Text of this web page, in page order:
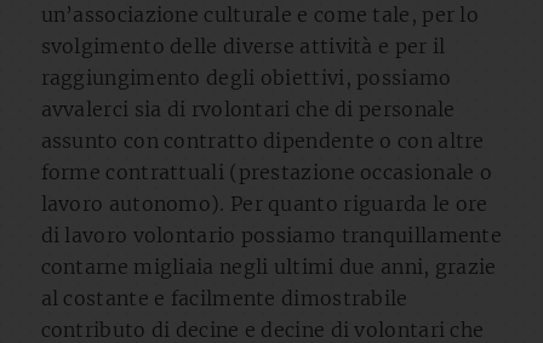
un’associazione culturale e come tale, per lo
svolgimento delle diverse attività e per il
raggiungimento degli obiettivi, possiamo
avvalerci sia di rvolontari che di personale
assunto con contratto dipendente o con altre
forme contrattuali (prestazione occasionale o
lavoro autonomo). Per quanto riguarda le ore
di lavoro volontario possiamo tranquillamente
contarne migliaia negli ultimi due anni, grazie
al costante e facilmente dimostrabile
contributo di decine e decine di volontari che